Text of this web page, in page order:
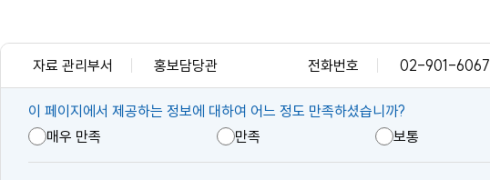
자료 관리부서 홍보담당관 전화번호 02-901-6067
콘
텐
츠
이 페이지에서 제공하는 정보에 대하여 어느 정도 만족하셨습니까?
매우 만족
만족 보통